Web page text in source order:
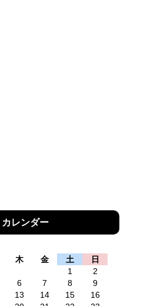
カレンダー
木 金 土
日
1
2
6 7 8
9
13 14 15
16